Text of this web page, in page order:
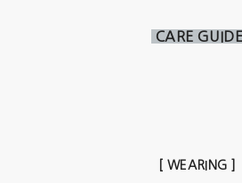
CARE GUIDE
[ WEARING ]